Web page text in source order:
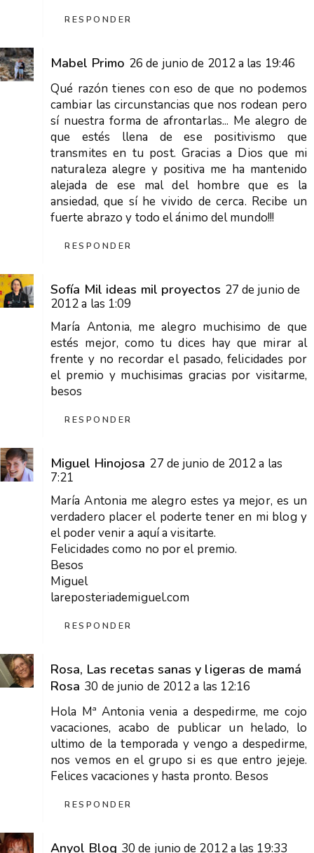
RESPONDER
Mabel Primo 26 de junio de 2012 a las 19:46
Qué razón tienes con eso de que no podemos
cambiar las circunstancias que nos rodean pero
sí nuestra forma de afrontarlas... Me alegro de
que estés llena de ese positivismo que
transmites en tu post. Gracias a Dios que mi
naturaleza alegre y positiva me ha mantenido
alejada de ese mal del hombre que es la
ansiedad, que sí he vivido de cerca. Recibe un
fuerte abrazo y todo el ánimo del mundo!!!
RESPONDER
Sofía Mil ideas mil proyectos 27 de junio de
2012 a las 1:09
María Antonia, me alegro muchisimo de que
estés mejor, como tu dices hay que mirar al
frente y no recordar el pasado, felicidades por
el premio y muchisimas gracias por visitarme,
besos
RESPONDER
Miguel Hinojosa 27 de junio de 2012 a las
7:21
María Antonia me alegro estes ya mejor, es un
verdadero placer el poderte tener en mi blog y
el poder venir a aquí a visitarte.
Felicidades como no por el premio.
Besos
Miguel
lareposteriademiguel.com
RESPONDER
Rosa, Las recetas sanas y ligeras de mamá
Rosa 30 de junio de 2012 a las 12:16
Hola Mª Antonia venia a despedirme, me cojo
vacaciones, acabo de publicar un helado, lo
ultimo de la temporada y vengo a despedirme,
nos vemos en el grupo si es que entro jejeje.
Felices vacaciones y hasta pronto. Besos
RESPONDER
Anyol Blog 30 de junio de 2012 a las 19:33